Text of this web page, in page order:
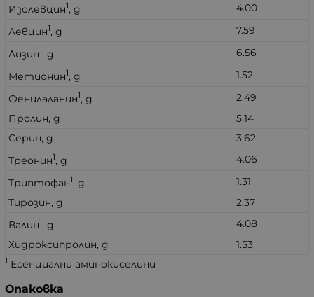
Изолевцин1, g
4.00
Левцин1, g
7.59
Лизин1, g
6.56
Метионин1, g
1.52
Фенилаланин1, g
2.49
Пролин, g
5.14
Серин, g
3.62
Треонин1, g
4.06
Триптофан1, g
1.31
Тирозин, g
2.37
Валин1, g
4.08
Хидроксипролин, g
1.53
1 Есенциални аминокиселини
Опаковка